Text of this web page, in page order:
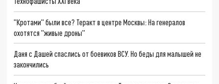
"Кротами" были все? Теракт в центре Москвы: На генералов
охотятся "живые дроны"
Даня с Дашей спаслись от боевиков ВСУ. Но беды для малышей не
закончились